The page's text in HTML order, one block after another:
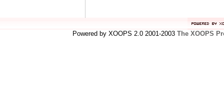
Powered by XOOPS 2.0 2001-2003 The XOOPS